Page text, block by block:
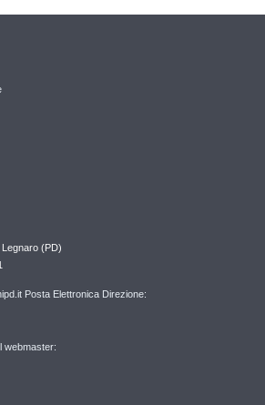
(PD)
Posta Elettronica Direzione:
webmaster: